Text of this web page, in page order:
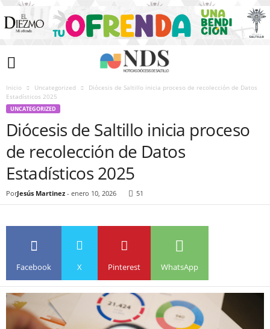
Inicio Uncategorized
Diócesis de Saltillo inicia proceso de recolección de Datos
Estadísticos 2025
UNCATEGORIZED
Diócesis de Saltillo inicia proceso
de recolección de Datos
Estadísticos 2025
PorJesús Martinez - enero 10, 2026 51
Facebook X Pinterest WhatsApp